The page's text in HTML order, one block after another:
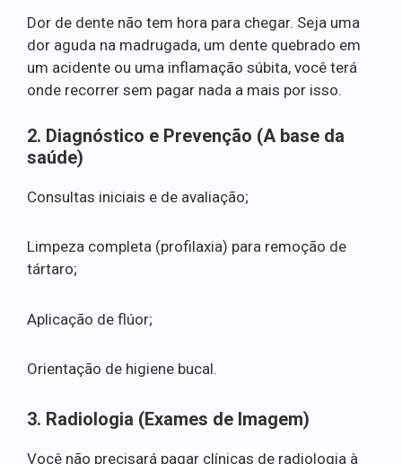
Dor de dente não tem hora para chegar. Seja uma
dor aguda na madrugada, um dente quebrado em
um acidente ou uma inflamação súbita, você terá
onde recorrer sem pagar nada a mais por isso.
2. Diagnóstico e Prevenção (A base da
saúde)
Consultas iniciais e de avaliação;
Limpeza completa (profilaxia) para remoção de
tártaro;
Aplicação de flúor;
Orientação de higiene bucal.
3. Radiologia (Exames de Imagem)
Você não precisará pagar clínicas de radiologia à